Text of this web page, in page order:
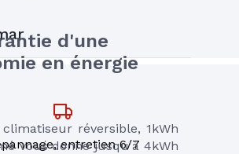
d'une
en énergie
réversible, 1kWh
vous donne jusqu'à 4kWh
entretien 6/7